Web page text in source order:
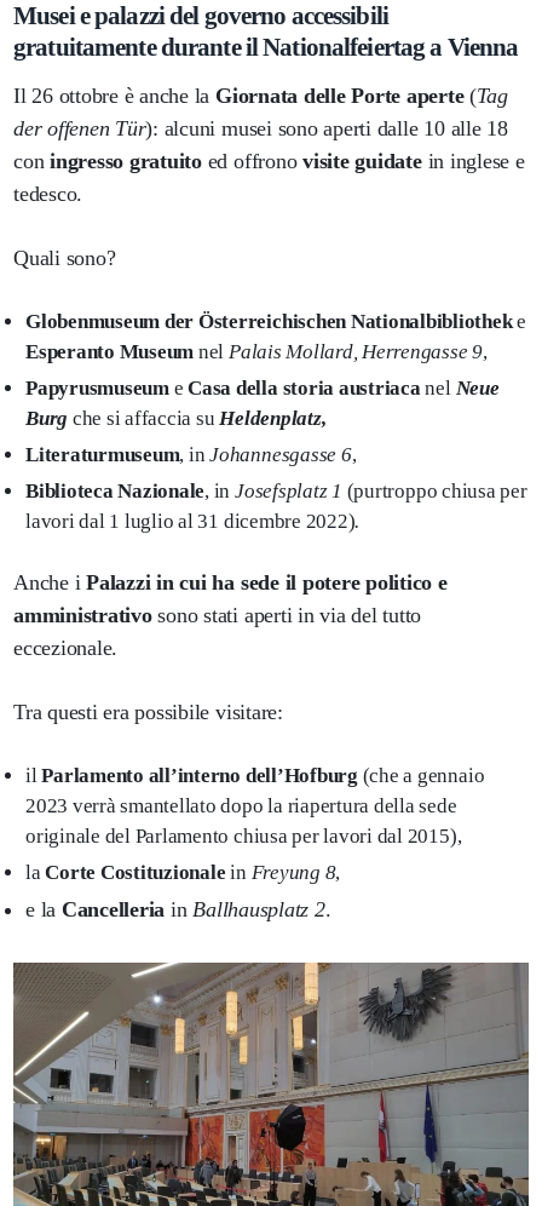
Musei e palazzi del governo accessibili
gratuitamente durante il Nationalfeiertag a Vienna
Il 26 ottobre è anche la Giornata delle Porte aperte(Tag
der offenen Tür): alcuni musei sono aperti dalle 10 alle 18
con ingresso gratuitoed offronovisite guidatein inglese e
tedesco.
Quali sono?
Globenmuseum der Österreichischen Nationalbibliotheke
Esperanto Museum nel Palais Mollard, Herrengasse 9,
PapyrusmuseumeCasa della storia austriacanel Neue
Burg che si affaccia suHeldenplatz,
Literaturmuseum, inJohannesgasse 6,
Biblioteca Nazionale, inJosefsplatz 1 (purtroppo chiusa per
lavori dal 1 luglio al 31 dicembre 2022).
Anche iPalazzi in cui ha sede il potere politico e
amministrativosono stati aperti in via del tutto
eccezionale.
Tra questi era possibile visitare:
ilParlamento all’interno dell’Hofburg (che a gennaio
2023 verrà smantellato dopo la riapertura della sede
originale del Parlamento chiusa per lavori dal 2015),
laCorte Costituzionalein Freyung 8,
e la Cancelleria in Ballhausplatz 2.